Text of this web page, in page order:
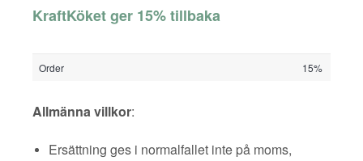
KraftKöket ger 15% tillbaka
Order 15%
Allmänna villkor:
Ersättning ges i normalfallet inte på moms,